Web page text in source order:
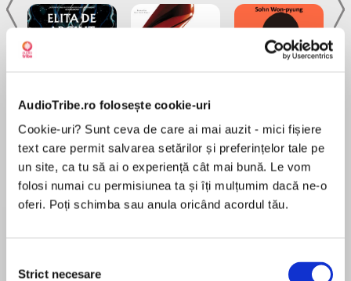
AudioTribe.ro folosește cookie-uri
Cookie-uri? Sunt ceva de care ai mai auzit - mici fișiere
text care permit salvarea setărilor și preferințelor tale pe
un site, ca tu să ai o experiență cât mai bună. Le vom
folosi numai cu permisiunea ta și îți mulțumim dacă ne-o
oferi. Poți schimba sau anula oricând acordul tău.
consimțământului
Strict necesare
Elita de Argint (Elita
Diavolul se îmbracă de
Desprecarte
End author J.W. Ocker’s latest middle grade